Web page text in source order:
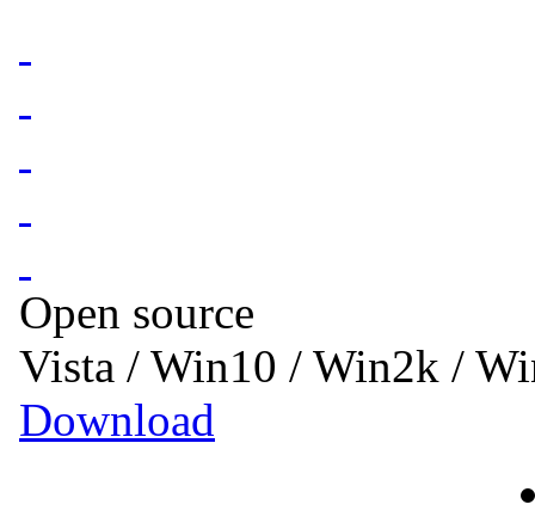
Open source
Vista / Win10 / Win2k /
Download